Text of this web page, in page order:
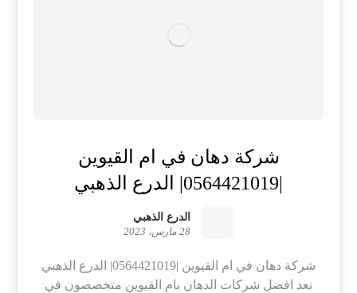
شركة دهان في ام القيوين
|0564421019| الدرع الذهبي
الدرع الذهبي
28 مارس، 2023
شركة دهان في ام القيوين |0564421019| الدرع الذهبي
نعد افضل شركات الدهان بام القيوين متخصصون في